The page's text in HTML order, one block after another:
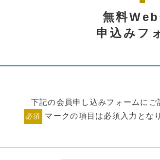
無料Web
申込みフ
下記の会員申し込みフォームにご
必須 マークの項目は必須入力とな